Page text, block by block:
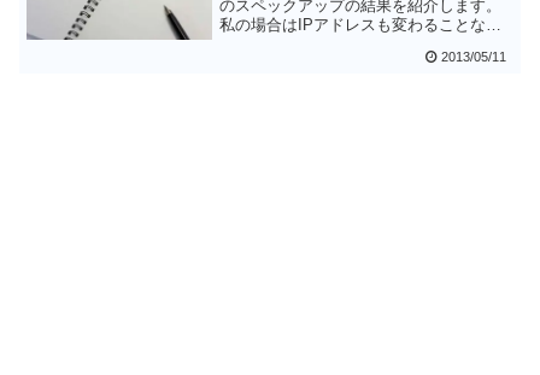
のスペックアップの結果を紹介します。
私の場合はIPアドレスも変わることな
2013/05/11